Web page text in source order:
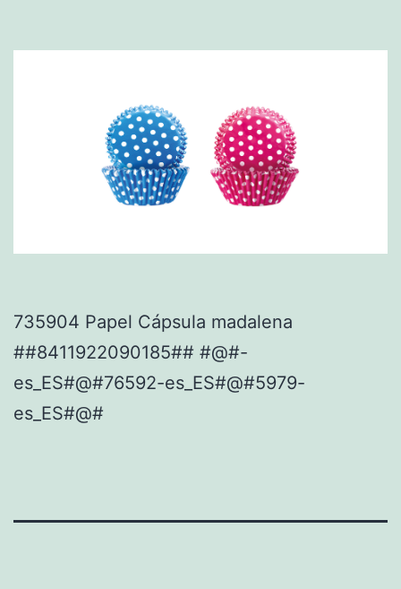
735904 Papel Cápsula madalena
##8411922090185## #@#-
es_ES#@#76592-es_ES#@#5979-
es_ES#@#